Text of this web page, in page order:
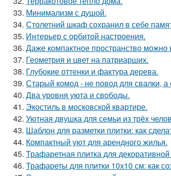
33. Минимализм с душой.
34. Столетний шкаф сохранил в себе
35. Интерьер с орбитой настроения.
36. Даже компактное пространство
37. Геометрия и цвет на патриарших.
38. Глубокие оттенки и фактура дерева.
39. Старый комод - не повод для свалки,
40. Два уровня уюта и свободы.
41. Экостиль в московской квартире.
42. Уютная двушка для семьи из трёх
43. Шаблон для разметки плитки: как
44. Компактный уют для арендного жилья.
45. Трафаретная плитка для
46. Трафареты для плитки 10х10 см: как